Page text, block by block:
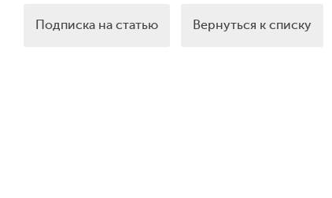
Подписка на статью Вернуться к списку